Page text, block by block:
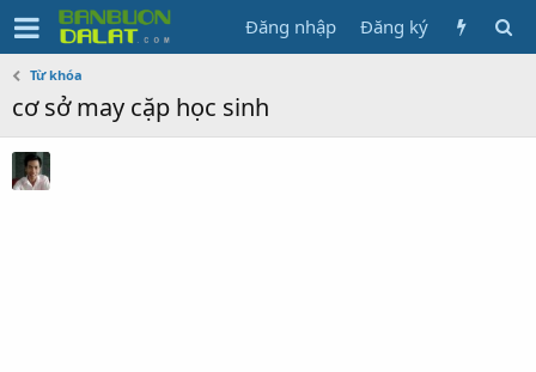
Đăng nhập Đăng ký
Từ khóa
cơ sở may cặp học sinh